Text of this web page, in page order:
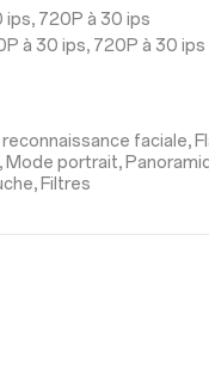
ips, 720P à 30 ips
à 30 ips, 720P à 30 ips
faciale,
Mode portrait,
Filtres